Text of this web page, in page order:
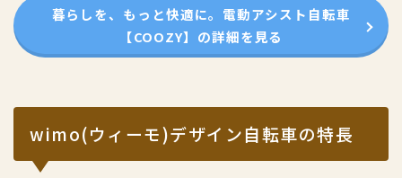
暮らしを、もっと快適に。電動アシスト自転車
【COOZY】の詳細を見る
wimo(ウィーモ)デザイン自転車の特長